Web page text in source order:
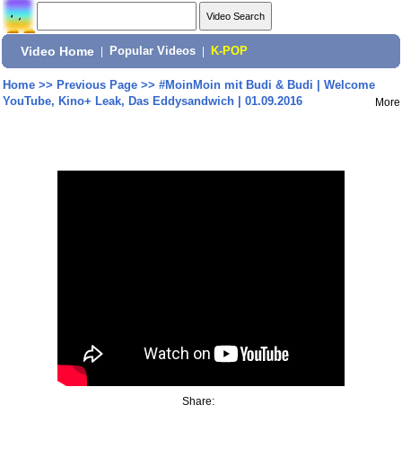
Video Home Popular Videos K-POP
Home>> Previous Page>> #MoinMoin mit Budi & Budi | Welcome
YouTube, Kino+ Leak, Das Eddysandwich | 01.09.2016
More
Share: